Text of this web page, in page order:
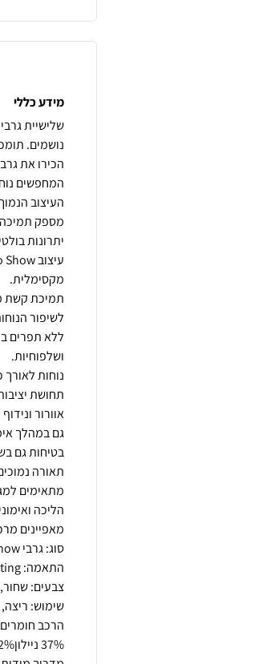
מידע כללי
העיצוב
תמיכת קשת
ללא תפרים
מתאימים